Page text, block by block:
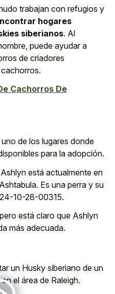
trabajan con refugios y
hogares
siberianos. Al
puede ayudar a
de criadores
Cachorros De
de los lugares donde
para la adopción.
está actualmente en
Es una perra y su
10-28-00315.
está claro que Ashlyn
más adecuada.
un Husky siberiano de un
el área de Raleigh.